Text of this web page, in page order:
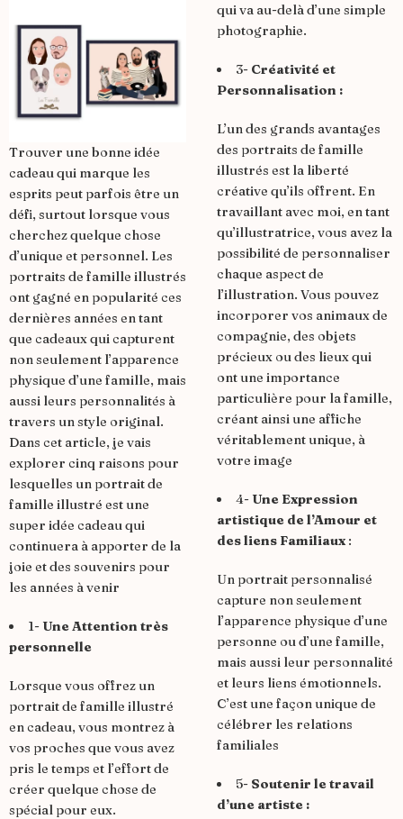
Trouver une bonne idée
cadeauqui marque les
esprits peut parfois être un
défi, surtout lorsque vous
cherchez quelque chose
d’unique et personnel. Les
portraits de famille illustrés
ont gagné en popularité ces
dernières années en tant
que cadeaux qui capturent
non seulement l’apparence
physique d’une famille, mais
aussi leurs personnalités à
travers un style original.
Dans cet article, je vais
explorer cinq raisons pour
lesquelles un portrait de
famille illustré est une
super idée cadeau qui
continuera à apporter de la
joie et des souvenirs pour
les années à venir
1- Une Attention très
personnelle
Lorsque vous offrez un
portrait de famille illustré
en cadeau, vous montrez à
vos proches que vous avez
pris le temps et l’effort de
créer quelque chose de
spécial pour eux.
qui va au-delà d’une simple
photographie.
3- Créativité et
Personnalisation :
L’un des grands avantages
des portraits de famille
illustrés est la liberté
créative qu’ils offrent. En
travaillant avec moi, en tant
qu’illustratrice, vous avez la
possibilité de personnaliser
chaque aspect de
l’illustration. Vous pouvez
incorporer vos animaux de
compagnie, des objets
précieux ou des lieux qui
ont une importance
particulière pour la famille,
créant ainsi une affiche
véritablement unique, à
votre image
4- Une Expression
artistique de l’Amour et
des liens Familiaux :
Un portrait personnalisé
capture non seulement
l’apparence physique d’une
personne ou d’une famille,
mais aussi leur personnalité
et leurs liens émotionnels.
C’est une façon unique de
célébrer les relations
familiales
5- Soutenir le travail
d’une artiste :